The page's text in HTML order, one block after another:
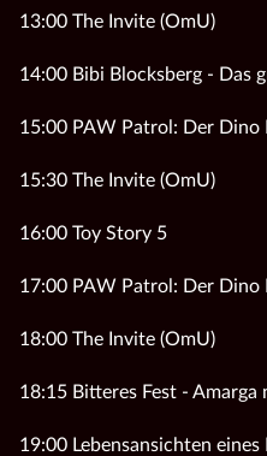
13:00 The Invite (OmU)
14:00 Bibi Blocksberg - Das
15:00 PAW Patrol: Der Dino
15:30 The Invite (OmU)
16:00 Toy Story 5
17:00 PAW Patrol: Der Dino
18:00 The Invite (OmU)
18:15 Bitteres Fest - Amarga
19:00 Lebensansichten eines